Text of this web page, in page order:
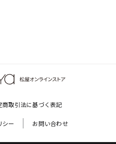
商取引法に基づく表記
シー お問い合わせ